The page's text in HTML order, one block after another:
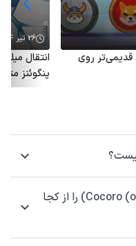
قدیمی‌تر روی
26 تیر 1404
پنگوئنز
قیمت لحظه‌ای Cocoro (officialcocoro.com) را از کجا